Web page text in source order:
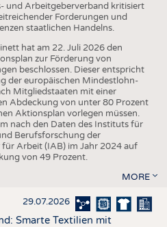
und Arbeitgeberverband kritisiert
Forderungen und
staatlichen Handelns.
hat am 22. Juli 2026 den
zur Förderung von
beschlossen. Dieser entspricht
der europäischen Mindestlohn-
Mitgliedstaaten mit einer
Abdeckung von unter 80 Prozent
Aktionsplan vorlegen müssen.
nach den Daten des Instituts für
Berufsforschung der
Arbeit (IAB) im Jahr 2024 auf
von 49 Prozent.
MORE
29.07.2026
Smarte Textilien mit